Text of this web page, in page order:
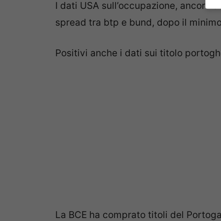
I dati USA sull’occupazione, ancora
spread tra btp e bund, dopo il
Positivi anche i dati sui titolo
La BCE ha comprato titoli del